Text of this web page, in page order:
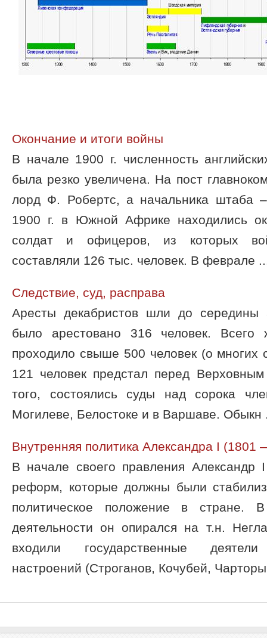
Окончание и итоги войны
В начале 1900 г. численность
была резко увеличена. На пост
лорд Ф. Робертс, а начальника штаба
1900 г. в Южной Африке находились
солдат и офицеров, из которых
составляли 126 тыс. человек. В феврале
Следствие, суд, расправа
Аресты декабристов шли до середины
было арестовано 316 человек. Всего
проходило свыше 500 человек (о многих
121 человек предстал перед
того, состоялись суды над сорока
Могилеве, Белостоке и в Варшаве. Обыкн
Внутренняя политика Александра I (1801
В начале своего правления Александр
реформ, которые должны были
политическое положение в стране.
деятельности он опирался на т.н.
входили государственные деятели
настроений (Строганов, Кочубей,